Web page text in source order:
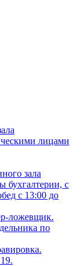
лицами
зала
бухгалтерии, с
с 13:00 до
ложевщик.
по